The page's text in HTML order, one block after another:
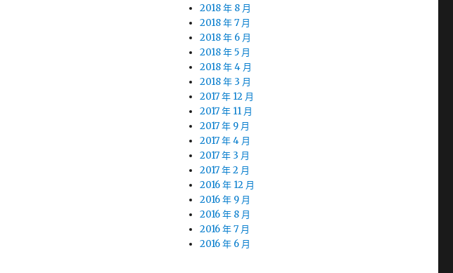
2018 年 8 月
2018 年 7 月
2018 年 6 月
2018 年 5 月
2018 年 4 月
2018 年 3 月
2017 年 12 月
2017 年 11 月
2017 年 9 月
2017 年 4 月
2017 年 3 月
2017 年 2 月
2016 年 12 月
2016 年 9 月
2016 年 8 月
2016 年 7 月
2016 年 6 月